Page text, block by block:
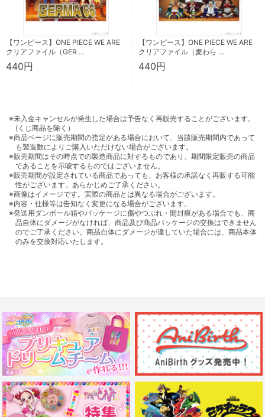
【ワンピース】ONE PIECE WE ARE
クリアファイル（GER …
440円
【ワンピース】ONE PIECE WE ARE
クリアファイル（麦わら …
440円
※未入金キャンセルが発生した場合は予告なく再販売することがございます。
(くじ商品を除く）
※商品ページに販売期間の指定がある場合において、当該販売期間内であって
も製造数によりご購入いただけない場合がございます。
※販売期間はその時点での製造商品に対するものであり、期間限定販売の商品
であることを示唆するものではございません。
※販売期間が設定されている商品であっても、お客様の承諾なく再販する可能
性がございます。あらかじめご了承ください。
※画像はイメージです。実際の商品とは異なる場合がございます。
※内容・仕様等は告知なく変更になる場合がございます。
※発送用ダンボール箱やパッケージに傷やつぶれ・開封痕がある場合でも、商
品自体にダメージがなければ、商品及び商品パッケージの交換はできません
のでご了承ください。商品自体にダメージが達していた場合には、商品本体
のみを交換対応いたします。